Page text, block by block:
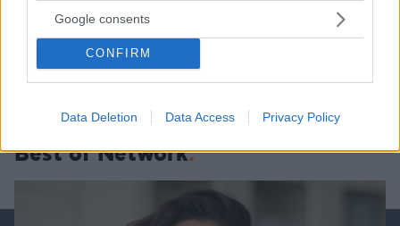
Google consents
CONFIRM
Data Deletion Data Access Privacy Policy
Cut The Rope Candy
Best of Network